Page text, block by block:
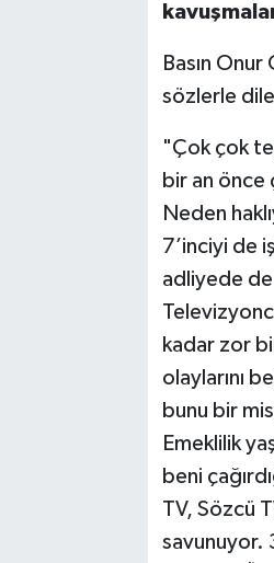
Basın
sözlerle
"Çok çok
bir an önce
Neden
7’inciyi de
adliyede de
kadar zor
olaylarını
bunu bir
Emeklilik
beni
TV, Sözcü
savunuyor.